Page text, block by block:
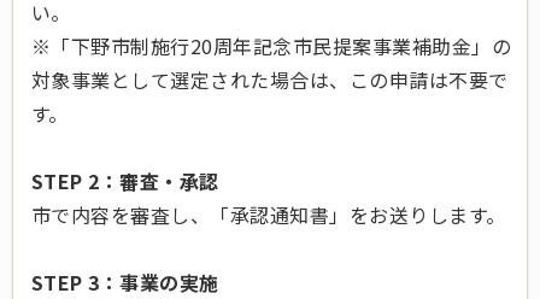
い。
※「下野市制施行20周年記念市民提案事業補助金」の
対象事業として選定された場合は、この申請は不要で
す。
STEP 2：審査・承認
市で内容を審査し、「承認通知書」をお送りします。
STEP 3：事業の実施